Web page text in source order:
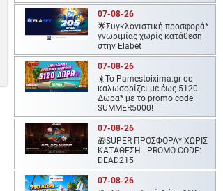
07-08-26
🌟Συγκλονιστική προσφορά*
γνωριμίας χωρίς κατάθεση
στην Elabet
07-08-26
☀️To Pamestoixima.gr σε
καλωσορίζει με έως 5120
Δώρα* με το promo code
SUMMER5000!
07-08-26
🎁SUPER ΠΡΟΣΦΟΡΑ* ΧΩΡΙΣ
ΚΑΤΑΘΕΣΗ - PROMO CODE:
DEAD215
07-08-26